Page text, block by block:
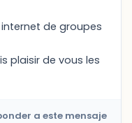
de groupes
plaisir de vous les
a este mensaje